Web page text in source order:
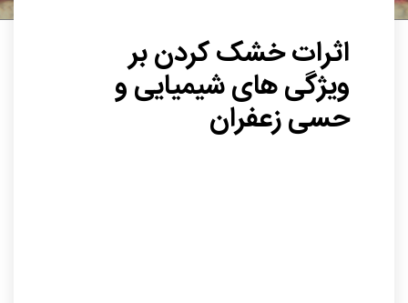
اثرات خشک کردن بر
ویژگی های شیمیایی و
حسی زعفران